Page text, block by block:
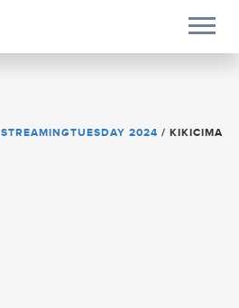
STREAMINGTUESDAY 2024 / KIKICIMA